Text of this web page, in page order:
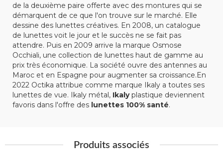
de la deuxième paire offerte avec des montures qui se
démarquent de ce que l'on trouve sur le marché. Elle
dessine des lunettes créatives. En 2008, un catalogue
de lunettes voit le jour et le succès ne se fait pas
attendre. Puis en 2009 arrive la marque Osmose
Occhiali, une collection de lunettes haut de gamme au
prix très économique. La société ouvre des antennes au
Maroc et en Espagne pour augmenter sa croissance.En
2022 Octika attribue comme marque Ikaly a toutes ses
lunettes de vue. Ikaly métal, Ikalyplastique deviennent
favoris dans l'offre des lunettes 100% santé.
Produits associés